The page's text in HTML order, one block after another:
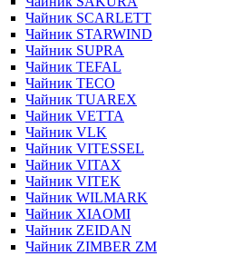
Чайник SCARLETT
Чайник STARWIND
Чайник SUPRA
Чайник TEFAL
Чайник TECO
Чайник TUAREX
Чайник VETTA
Чайник VLK
Чайник VITESSEL
Чайник VITAX
Чайник VITEK
Чайник WILMARK
Чайник XIAOMI
Чайник ZEIDAN
Чайник ZIMBER ZM